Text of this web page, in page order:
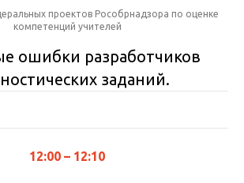
проектов Рособрнадзора по оценке
компетенций учителей
ошибки разработчиков
заданий.
12:00 – 12:10